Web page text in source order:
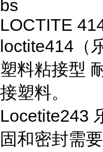
bs
LOCTITE
loctite414（
塑料粘接型
接塑料。
Locetite243
固和密封需